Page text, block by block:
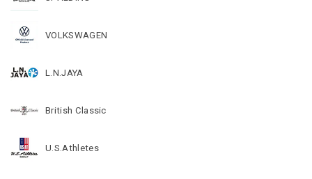
VOLKSWAGEN
L.N.JAYA
British Classic
U.S.Athletes